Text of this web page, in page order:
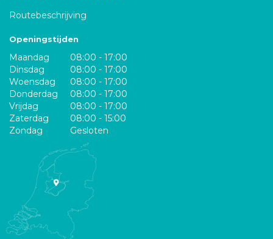
Routebeschrijving
Openingstijden
Maandag
08:00 - 17:00
Dinsdag
08:00 - 17:00
Woensdag
08:00 - 17:00
Donderdag
08:00 - 17:00
Vrijdag
08:00 - 17:00
Zaterdag
08:00 - 15:00
Zondag
Gesloten